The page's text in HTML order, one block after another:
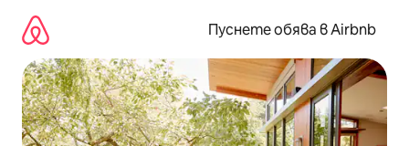
съдържанието
Пуснете обява в Airbnb